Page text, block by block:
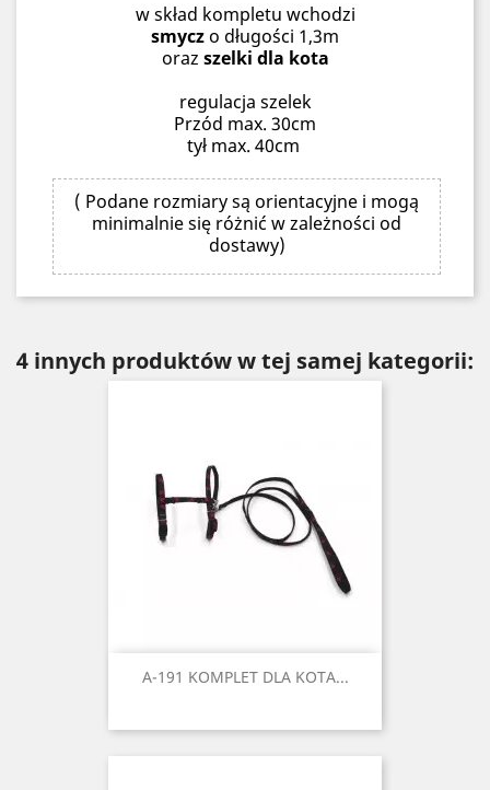
w skład kompletu wchodzi
smycz o długości 1,3m
oraz szelki dla kota
regulacja szelek
Przód max. 30cm
tył max. 40cm
( Podane rozmiary są orientacyjne i mogą
minimalnie się różnić w zależności od
dostawy)
4 innych produktów w tej samej kategorii:
A-191 KOMPLET DLA KOTA...